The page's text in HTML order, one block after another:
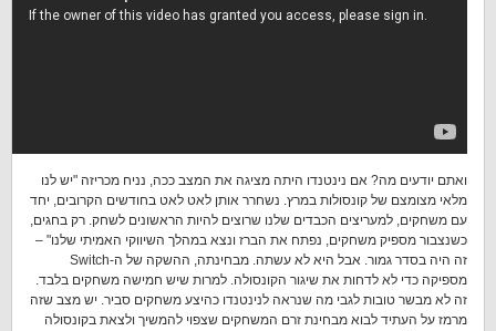
ואתם יודעים מה? אם נינטנדו היתה מציגה את המצב ככה, נניח מכריזה "יש לנו
מלאי מצומצם של קונסולות במרץ. נשחרר אותן לאט לאט בחודשים הקרובים, יחד
עם משחקים, למעריצים הכבדים שלנו שרוצים להיות הראשונים לשחק. רק בחגים,
כשנצבור מספיק משחקים, נפתח את הברז ונצא במהלך השיווקי האמיתי שלנו" –
זה היה בסדר גמור. אבל היא לא עשתה. מבחינתה, ההשקה של ה-Switch
מספיקה כדי לא לדחות את שיגור הקונסולה. למרות שיש חמישה משחקים בלבד.
זה לא מבשר טובות לגבי מה שנראה לנינטנדו כהיצע משחקים סביר. יש מצב שזה
מרמז על העתיד לבוא מבחינת זרם המשחקים שצפוי להמשיך ולצאת בקונסולה